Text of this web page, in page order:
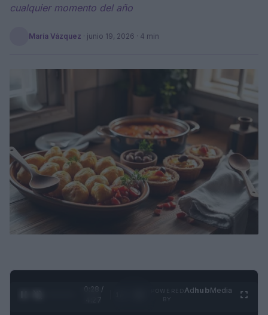
cualquier momento del año
María Vázquez · junio 19, 2026 · 4 min
0:29 /
AdhubMedia